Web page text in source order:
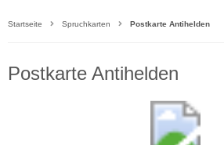
Startseite Spruchkarten Postkarte Antihelden
Postkarte Antihelden